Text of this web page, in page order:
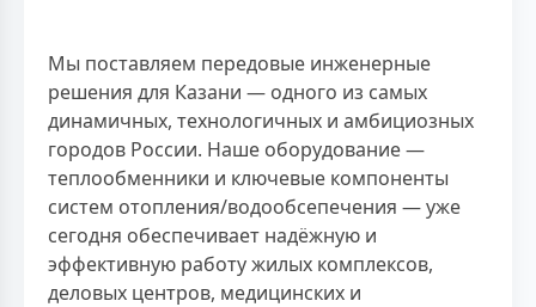
Мы поставляем передовые инженерные
решения для Казани — одного из самых
динамичных, технологичных и амбициозных
городов России. Наше оборудование —
теплообменники и ключевые компоненты
систем отопления/водообсепечения — уже
сегодня обеспечивает надёжную и
эффективную работу жилых комплексов,
деловых центров, медицинских и